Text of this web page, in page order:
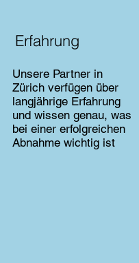
Unsere Partner in
Zürich verfügen über
langjährige Erfahrung
und wissen genau, was
bei einer erfolgreichen
Abnahme wichtig ist
Erfahrung